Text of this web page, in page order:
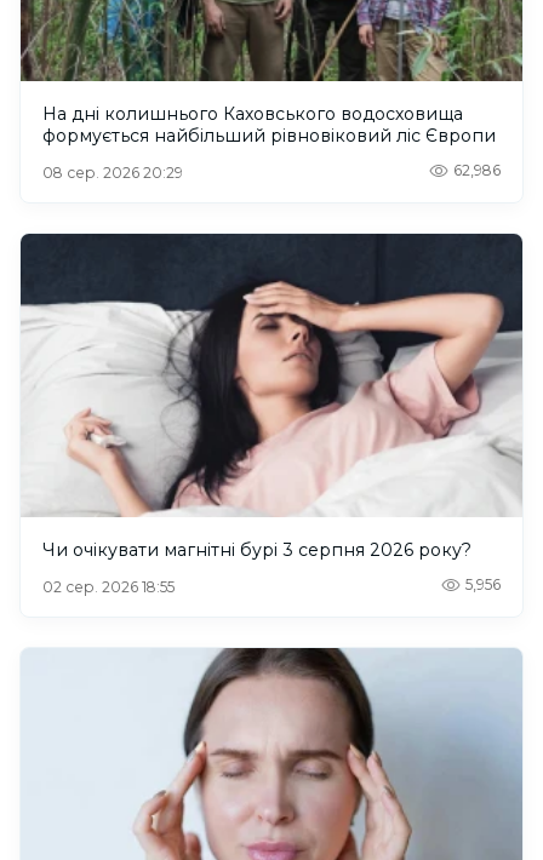
На дні колишнього Каховського водосховища
формується найбільший рівновіковий ліс Європи
08 сер. 2026 20:29 62,986
Чи очікувати магнітні бурі 3 серпня 2026 року?
02 сер. 2026 18:55 5,956